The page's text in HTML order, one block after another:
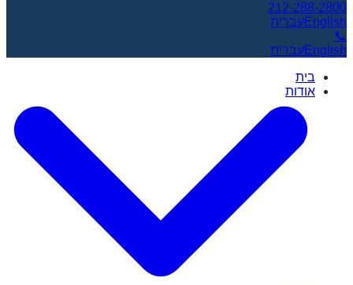
212-288-2800
Englishעברית
📞
Englishעברית
בית
אודות